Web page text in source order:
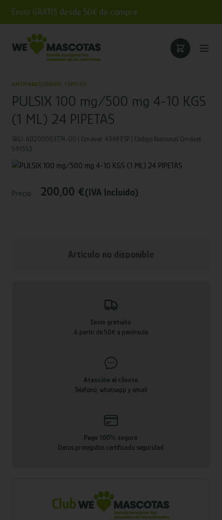
Envío GRATIS desde 50€ de compra
ANTIPARASITARIOS TOPICOS
PULSIX 100 mg/500 mg 4-10 KGS
(1 ML) 24 PIPETAS
SKU: AD200003774-00 | Cimavet: 4348 ESP | Código Nacional Cimavet:
591553
Precio: 200,00 €(IVA Incluido)
Articulo no disponible
Envío gratuito
A partir de 50€ a península
Atención al cliente
Teléfono, whatsapp y email
Pago 100% seguro
Datos protegidos certificado seguridad